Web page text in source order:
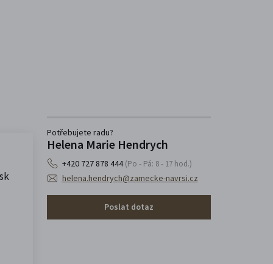
Potřebujete radu?
Helena Marie Hendrych
+420 727 878 444(Po - Pá: 8 - 17 hod.)
helena.hendrych@zamecke-navrsi.cz
Poslat dotaz